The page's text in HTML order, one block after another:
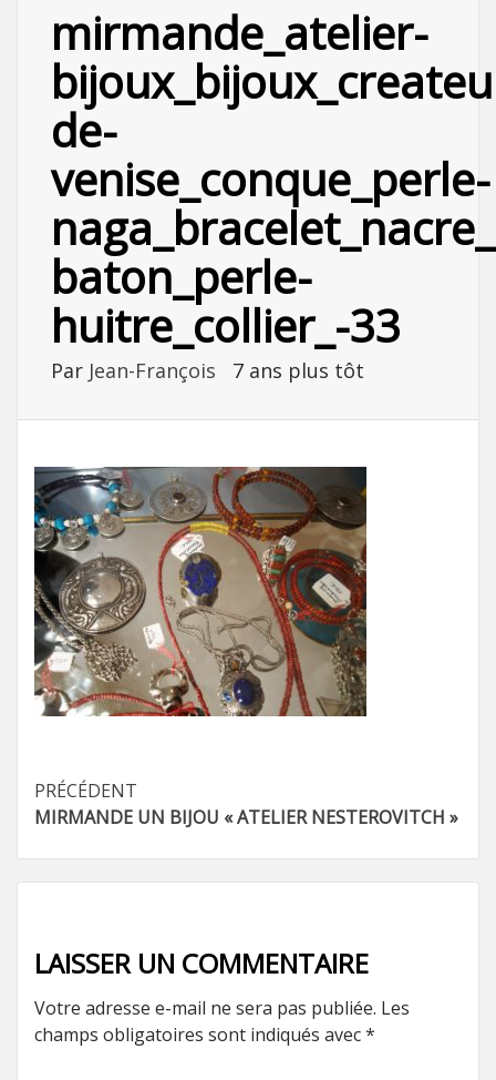
mirmande_atelier-
de-
venise_conque_perle-
baton_perle-
huitre_collier_-33
Par Jean-François 7 ans plus tôt
Navigation
d’article
PRÉCÉDENT
MIRMANDE UN BIJOU « ATELIER NESTEROVITCH »
LAISSER UN COMMENTAIRE
Votre adresse e-mail ne sera pas publiée. Les
champs obligatoires sont indiqués avec*